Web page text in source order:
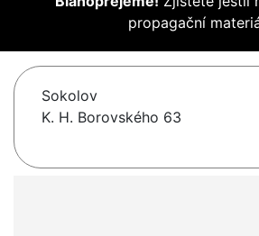
propagační
Sokolov
K. H. Borovského 63